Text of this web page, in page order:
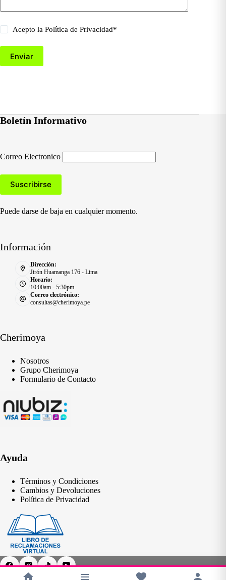
Acepto laPolítica de Privacidad*
Enviar
Boletín Informativo
Correo Electronico
Puede darse de baja en cualquier momento.
Información
Dirección:
Jirón Huamanga 176 - Lima
Horario:
10:00am - 5:30pm
Correo electrónico:
consultas@cherimoya.pe
Cherimoya
Nosotros
Grupo Cherimoya
Formulario de Contacto
Ayuda
Términos y Condiciones
Cambios y Devoluciones
Política de Privacidad